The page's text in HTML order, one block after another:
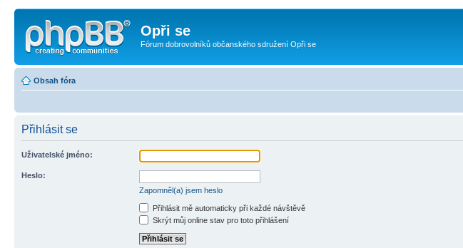
Opři se
Fórum dobrovolníků občanského sdružení Opři se
Obsah fóra
Přihlásit se
Uživatelské jméno:
Heslo:
Zapomněl(a) jsem heslo
Přihlásit mě automaticky při každé návštěvě
Skrýt můj online stav pro toto přihlášení